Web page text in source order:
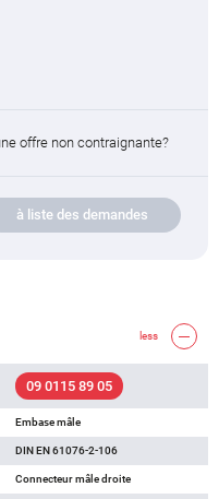
offre non contraignante?
à liste des demandes
less
09 0115 89 05
Embase mâle
DIN EN 61076-2-106
Connecteur mâle droite